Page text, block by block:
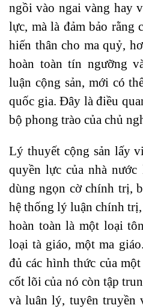
ngồi vào ngai vàng hay
lực, mà là đảm bảo rằng
hiến thân cho ma quỷ,
hoàn toàn tín ngưỡng
luận cộng sản, mới có
quốc gia. Đây là điều
bộ phong trào của chủ
Lý thuyết cộng sản lấy
quyền lực của nhà
dùng ngọn cờ chính trị,
hệ thống lý luận chính
hoàn toàn là một loại
loại tà giáo, một ma
đủ các hình thức của
cốt lõi của nó còn tập
và luân lý, tuyên truyền